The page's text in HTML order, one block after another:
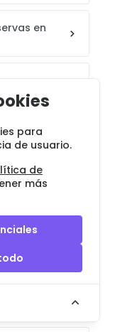
en
la
salidas
La
a la
pero la
el
para
de usuario.
de
más